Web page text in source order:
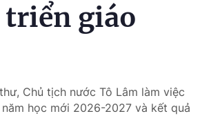
triển giáo
Chủ tịch nước Tô Lâm làm việc
học mới 2026-2027 và kết quả